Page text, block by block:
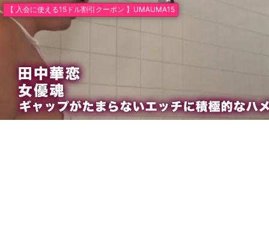
【 入会に使える15ドル割引クーポン 】UMAUMA15